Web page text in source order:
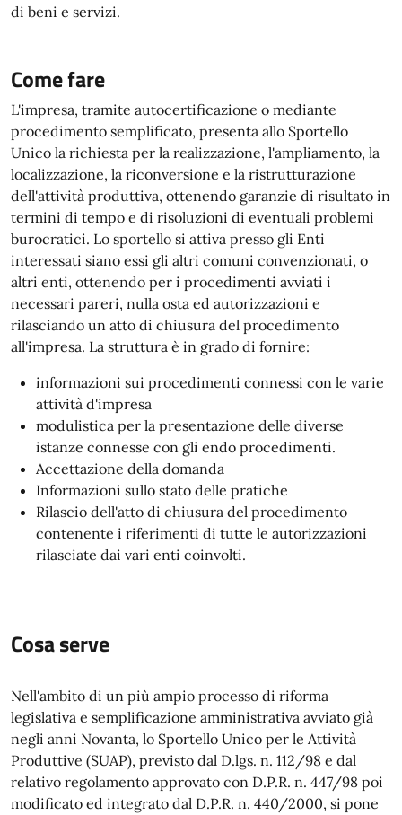
di beni e servizi.
Come fare
L'impresa, tramite autocertificazione o mediante
procedimento semplificato, presenta allo Sportello
Unico la richiesta per la realizzazione, l'ampliamento, la
localizzazione, la riconversione e la ristrutturazione
dell'attività produttiva, ottenendo garanzie di risultato in
termini di tempo e di risoluzioni di eventuali problemi
burocratici. Lo sportello si attiva presso gli Enti
interessati siano essi gli altri comuni convenzionati, o
altri enti, ottenendo per i procedimenti avviati i
necessari pareri, nulla osta ed autorizzazioni e
rilasciando un atto di chiusura del procedimento
all'impresa. La struttura è in grado di fornire:
informazioni sui procedimenti connessi con le varie
attività d'impresa
modulistica per la presentazione delle diverse
istanze connesse con gli endo procedimenti.
Accettazione della domanda
Informazioni sullo stato delle pratiche
Rilascio dell'atto di chiusura del procedimento
contenente i riferimenti di tutte le autorizzazioni
rilasciate dai vari enti coinvolti.
Cosa serve
Nell'ambito di un più ampio processo di riforma
legislativa e semplificazione amministrativa avviato già
negli anni Novanta, lo Sportello Unico per le Attività
Produttive (SUAP), previsto dal D.lgs. n. 112/98 e dal
relativo regolamento approvato con D.P.R. n. 447/98 poi
modificato ed integrato dal D.P.R. n. 440/2000, si pone